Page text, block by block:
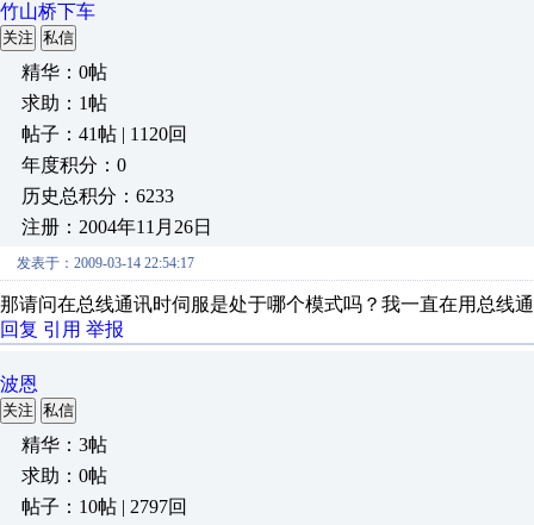
竹山桥下车
关注 私信
精华：0帖
求助：1帖
帖子：41帖 | 1120回
年度积分：0
历史总积分：6233
注册：2004年11月26日
发表于：2009-03-14 22:54:17
那请问在总线通讯时伺服是处于哪个模式吗？我一直在用总线
回复 引用 举报
波恩
关注 私信
精华：3帖
求助：0帖
帖子：10帖 | 2797回